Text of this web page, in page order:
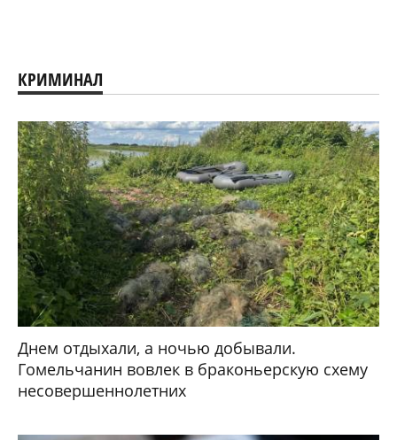
КРИМИНАЛ
Днем отдыхали, а ночью добывали.
Гомельчанин вовлек в браконьерскую схему
несовершеннолетних